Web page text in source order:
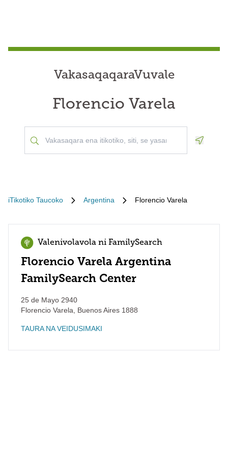
VakasaqaqaraVuvale
Florencio Varela
iTikotiko Taucoko Argentina Florencio Varela
Valenivolavola ni FamilySearch
Florencio Varela Argentina
FamilySearch Center
25 de Mayo 2940
Florencio Varela
Buenos Aires 1888
TAURA NA VEIDUSIMAKI